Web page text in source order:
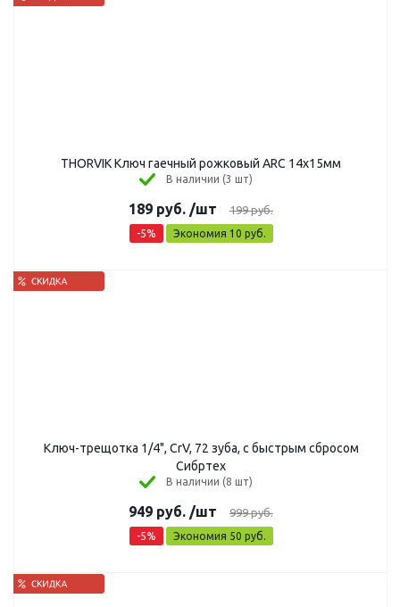
THORVIK Ключ гаечный рожковый ARC 14x15мм
В наличии (3 шт)
189 руб. /шт 199руб.
-5% Экономия 10 руб.
Ключ-трещотка 1/4", CrV, 72 зуба, с быстрым сбросом
Сибртех
В наличии (8 шт)
949 руб. /шт 999руб.
-5% Экономия 50 руб.